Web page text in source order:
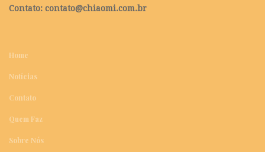
Contato: contato@chiaomi.com.br
Home
Notícias
Contato
Quem Faz
Sobre Nós